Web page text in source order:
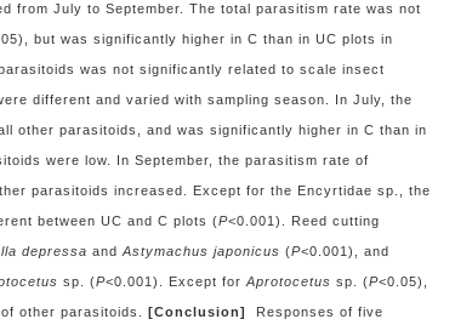
from July to September. The total parasitism rate was not
but was significantly higher in C than in UC plots in
was not significantly related to scale insect
different and varied with sampling season. In July, the
other parasitoids, and was significantly higher in C than in
were low. In September, the parasitism rate of
parasitoids increased. Except for the Encyrtidae sp., the
between UC and C plots (P<0.001). Reed cutting
depressa and Astymachus japonicus (P<0.001), and
sp. (P<0.001). Except for Aprotocetus sp. (P<0.05),
other parasitoids. [Conclusion] Responses of five